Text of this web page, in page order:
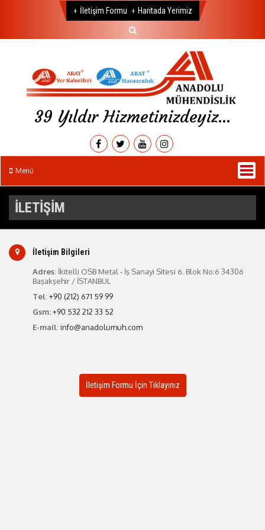
İletişim Formu Haritada Yerimiz
39 Yıldır Hizmetinizdeyiz...
Menü
İLETİŞİM
İletişim Bilgileri
Adres: İkitelli OSB Metal - İş Sanayi Sitesi 6. Blok No:6 34306
Başakşehir / İSTANBUL
Tel: +90 (212) 671 59 99
Gsm:+90 532 212 33 52
E-mail: info@anadolumuh.com
İletişim Formu İçin Tıklayınız